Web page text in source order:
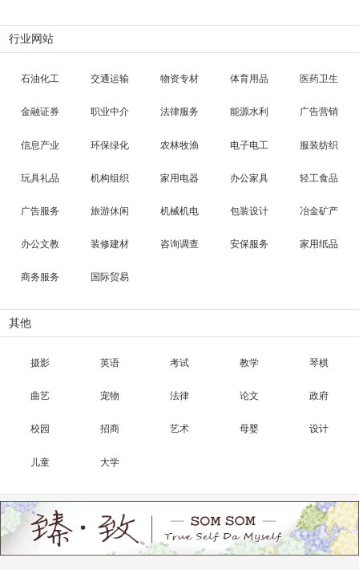
行业网站
石油化工 交通运输 物资专材 体育用品 医药卫生
金融证券 职业中介 法律服务 能源水利 广告营销
信息产业 环保绿化 农林牧渔 电子电工 服装纺织
玩具礼品 机构组织 家用电器 办公家具 轻工食品
广告服务 旅游休闲 机械机电 包装设计 冶金矿产
办公文教 装修建材 咨询调查 安保服务 家用纸品
商务服务 国际贸易
其他
摄影 英语 考试 教学 琴棋
曲艺 宠物 法律 论文 政府
校园 招商 艺术 母婴 设计
儿童 大学